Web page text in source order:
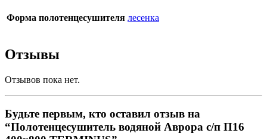
Форма полотенцесушителя лесенка
Отзывы
Отзывов пока нет.
Будьте первым, кто оставил отзыв на
“Полотенцесушитель водяной Аврора с/п П16